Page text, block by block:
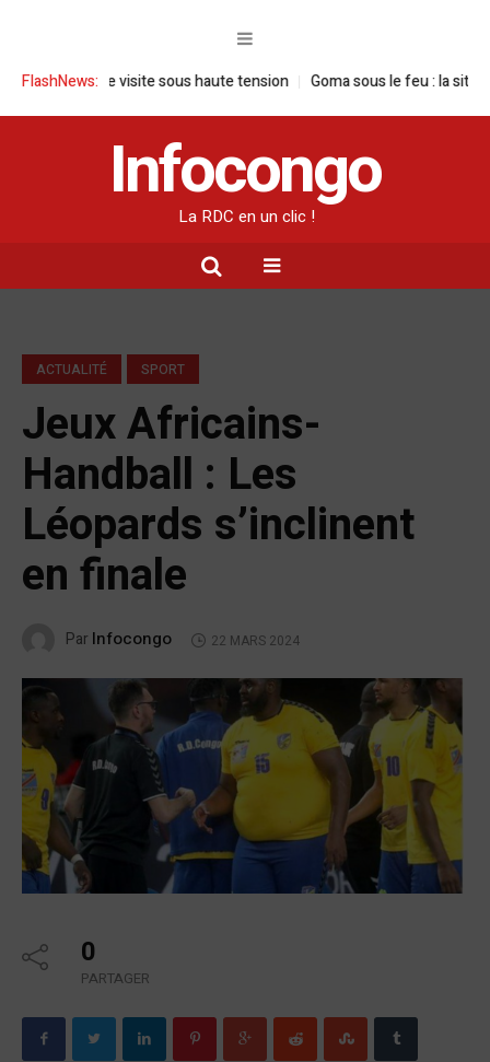
FlashNews:
visite sous haute tension Goma sous le feu : la situation
Infocongo
La RDC en un clic !
ACTUALITÉ SPORT
Jeux Africains-
Handball : Les
Léopards s’inclinent
en finale
Par Infocongo 22 MARS 2024
0
PARTAGER